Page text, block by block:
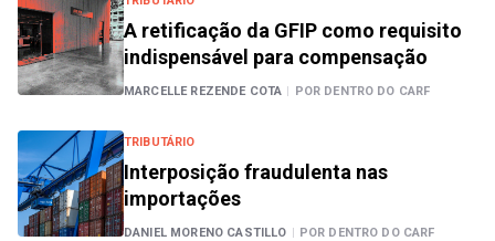
A retificação da GFIP como requisito
indispensável para compensação
MARCELLE REZENDE COTA | POR DENTRO DO CARF
TRIBUTÁRIO
Interposição fraudulenta nas
importações
DANIEL MORENO CASTILLO | POR DENTRO DO CARF